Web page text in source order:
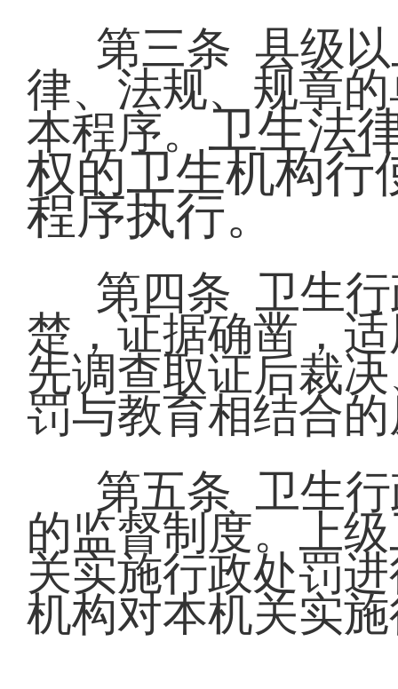
第三条 县级
律、法规、规章
本程序。
卫生法
权的卫生机构行
程序执行。
第四条 卫生
楚，证据确凿，
先调查取证后裁
罚与教育相结合
第五条 卫生
的监督制度。上
关实施行政处罚
机构对本机关实